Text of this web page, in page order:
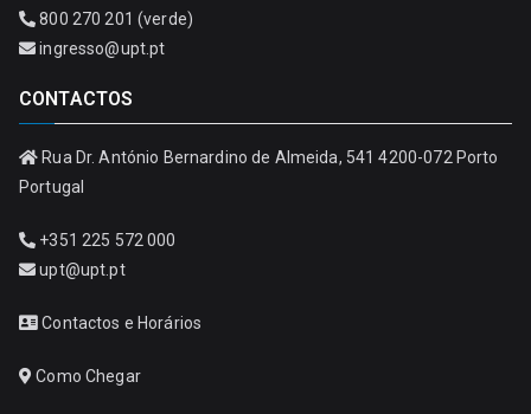
800 270 201 (verde)
ingresso@upt.pt
CONTACTOS
Rua Dr. António Bernardino de Almeida, 541 4200-072 Porto
Portugal
+351 225 572 000
upt@upt.pt
Contactos e Horários
Como Chegar